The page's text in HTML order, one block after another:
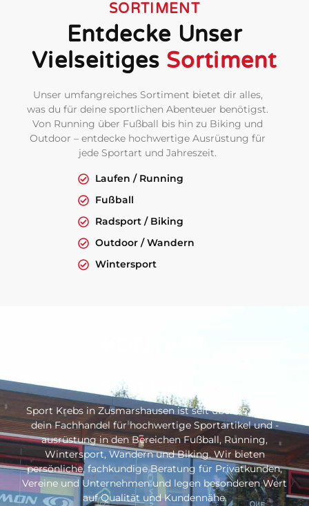
SORTIMENT
Entdecke Unser
Vielseitiges Sortiment
Unser umfangreiches Sortiment bietet dir alles,
was du für deine sportlichen Abenteuer benötigst.
Von Running über Fußball bis hin zu Biking und
Outdoor – entdecke hochwertige Ausrüstung für
jede Sportart und Jahreszeit.
Laufen / Running
Fußball
Radsport / Biking
Outdoor / Wandern
Wintersport
Sport Krebs
Sport Krebs in Zusmarshausen ist seit über 25 Jahren
dein Fachhandel für hochwertige Sportartikel und -
ausrüstung in den Bereichen Fußball, Running,
Wintersport, Wandern und Biking. Wir bieten
persönliche, fachkundige Beratung für Privatkunden,
Vereine und Unternehmen und legen besonderen Wert
auf Qualität und Kundennähe.